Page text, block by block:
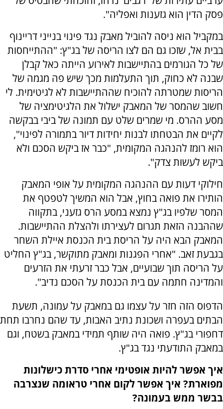
פסק הדין הוא גזענות ואפליה".
במקביל הוא ניסה להוביל מאבק נגד פינוי בנייני דריינוף
בבית אל, שזכו גם הם לצו הריסה של בג"ץ: "ההתייחסות
של כל הגורמים בהתיישבות לאירוע הייתה כאל קבלן
שבנה לא כחוק, תוך התעלמות מכך שיש פה מגמה של
הריסות שמטרתה להוכיח שההתיישבות לא לגיטימית. לי
חשוב שהמסר של המאבק ישלול את הלגיטימציה של
מסע ההרס. מי שמרים שלט עם תמונה של ביבי בבקשה
לקיים את הבטחתו לבנות יחידות דיור בתמורה לפינוי",
הוא רומז להנהגה המקומית, "כבר אז ביקש הסכם ולא
ביקש לעשות צדק".
חילוקי דעות עם ההנהגה המקומית על אופי המאבק
הותירו את פואה בחוץ, אבל הוא המשיך לטפטף את
המסר שלפיו בג"ץ נמצא במסע הרס גזעני, בתקווה
שההבנה הזאת תגרום לעצירתו ולהצלת ההתיישבות.
המאבק הבא היה על הריסת בית הכנסת איילת השחר
בגבעת זאב. "אחרי הפגנות ומאבק מתוקשר, בג"ץ החליט
על הריסה תוך שבועיים, אבל כבר זרעתי את הזרעים
והמדינה חתמה עם בית הכנסת על הסכם נדיב".
הדפוס הזה חזר על עצמו גם במאבק על עמונה, תשעת
הבתים בעפרה ושכונת נתיב האבות, עד שהם נחרבו תחת
דחפורי בג"ץ. פואה היה שותף תמידי במאבק בשטח, וגם
במאבק התודעתי נגד בג"ץ.
איך אפשר להיות אופטימי אחרי סדרת כישלונות
מפוארת? איך אפשר לקום אחרי טראומה שנצרבה
בבשר ממש בעמונה?